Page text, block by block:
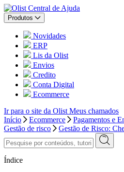
Central de Ajuda
Produtos
Novidades
ERP
Lis da Olist
Envios
Credito
Conta Digital
Ecommerce
Ir para o site da Olist Meus chamados
Início
Ecommerce Pagamentos e
Gestão de risco
Gestão de Risco:
Índice